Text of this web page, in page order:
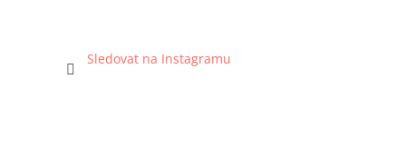
Sledovat na Instagramu